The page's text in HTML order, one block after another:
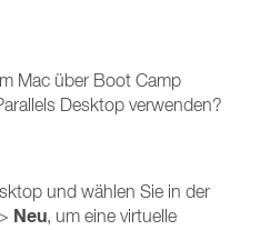
Mac über Boot Camp
Desktop verwenden?
und wählen Sie in der
Neu, um eine virtuelle